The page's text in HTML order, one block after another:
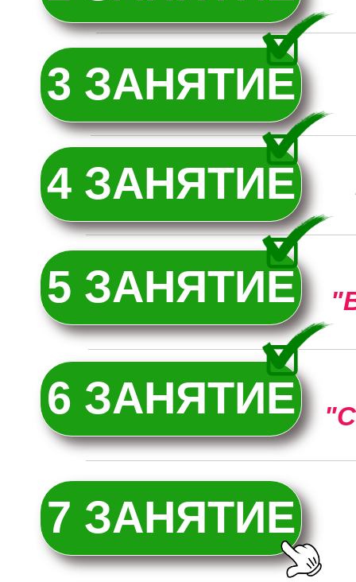
3 ЗАНЯТИЕ
4 ЗАНЯТИЕ
5 ЗАНЯТИЕ
6 ЗАНЯТИЕ
7 ЗАНЯТИЕ